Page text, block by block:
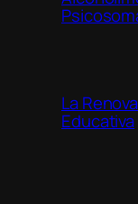
La
Educativa